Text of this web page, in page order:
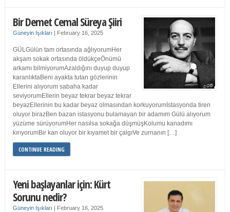
Bir Demet Cemal Süreya Şiiri
Güneyin Işıkları | February 16, 2025
GÜLGülün tam ortasında ağlıyorumHer
akşam sokak ortasında öldükçeÖnümü
arkamı bilmiyorumAzaldığını duyup duyup
karanlıktaBeni ayakta tutan gözlerinin
Ellerini alıyorum sabaha kadar
seviyorumEllerin beyaz tekrar beyaz tekrar
beyazEllerinin bu kadar beyaz olmasından korkuyorumİstasyonda tiren
oluyor birazBen bazan istasyonu bulamayan bir adamım Gülü alıyorum
yüzüme sürüyorumHer nasılsa sokağa düşmüşKolumu kanadımı
kırıyorumBir kan oluyor bir kıyamet bir çalgıVe zurnanın […]
CONTINUE READING
Yeni başlayanlar için: Kürt
Sorunu nedir?
Güneyin Işıkları | February 16, 2025